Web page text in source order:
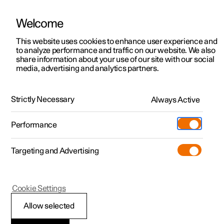
Polestar 2
Polestar 3
Polestar 4
Pre-owned
Shop
Meer
Testrit
Aanbiedingen voor
Testrit
Aanbiedingen voor
Polestar 4 coupé
Ontdek Polestar 4
Testrit
Bekijk onze stockwagens
Aanbiedingen voor
Ontdek Polestar 5
Over pre-owned
Pre-owned aanbiedingen
Aanbiedingen voor particulieren
Aanbiedingen voor
professionelen
Bekijk onze stockwagens
Configureer
Pre-owned
Testrit
Additionals
(Opent in een nieuw venster)
Experiences
Ontmoet ons
Servicepunten
Opladen
Support
HandleidingVideogalerijDownloadsSoftware-updates
Banden
Polestar 1
Maataanduiding voor
Welcome
This website uses cookies to enhance user experience and
to analyze performance and traffic on our website. We also
share information about your use of our site with our social
media, advertising and analytics partners.
Strictly Necessary Always Active
Performance
Targeting and Advertising
Allow selected
Cookie Settings